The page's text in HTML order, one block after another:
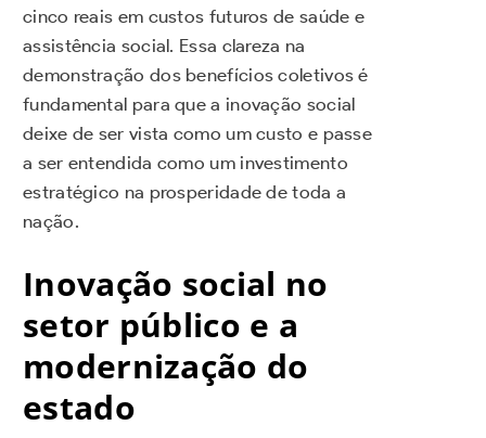
cinco reais em custos futuros de saúde e
assistência social. Essa clareza na
demonstração dos benefícios coletivos é
fundamental para que a inovação social
deixe de ser vista como um custo e passe
a ser entendida como um investimento
estratégico na prosperidade de toda a
nação.
Inovação social no
setor público e a
modernização do
estado